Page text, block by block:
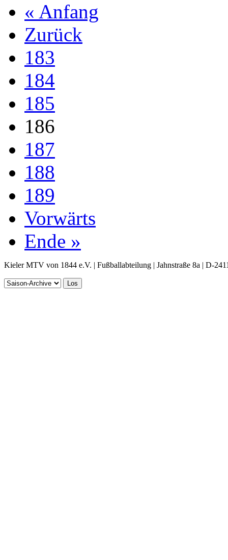
« Anfang
Zurück
183
184
185
186
187
188
189
Vorwärts
Ende »
Kieler MTV von 1844 e.V. | Fußballabteilung | Jahnstraße 8a | D-